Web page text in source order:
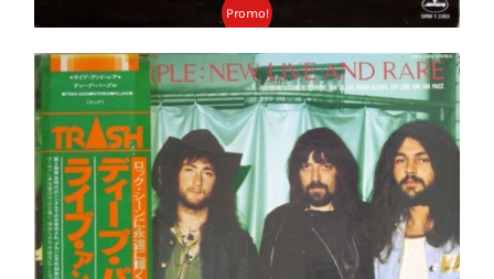
Promo!
Deep Purple – New, Live And Rare LP- JAPAN
Pressing+OBI Shrink!
Ajouter au panier Détails